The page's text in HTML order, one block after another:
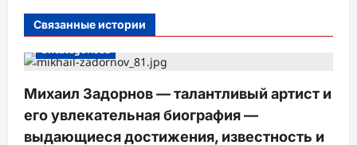
и
Связанные истории
Uncategorised
Михаил Задорнов — талантливый артист и
его увлекательная биография —
выдающиеся достижения, известность и